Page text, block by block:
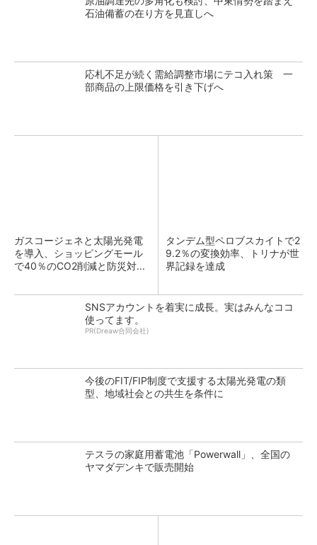
石油備蓄の在り方を見直しへ
応札不足が続く需給調整市場にテコ入れ策 一
部商品の上限価格を引き下げへ
ガスコージェネと太陽光発電
を導入、ショッピングモール
で40％のCO2削減と防災対...
タンデム型ペロブスカイトで2
9.2％の変換効率、トリナが世
界記録を達成
SNSアカウントを着実に成長。実はみんなココ
使ってます。
PR(Dreaw合同会社)
今後のFIT/FIP制度で支援する太陽光発電の類
型、地域社会との共生を条件に
テスラの家庭用蓄電池「Powerwall」、全国の
ヤマダデンキで販売開始